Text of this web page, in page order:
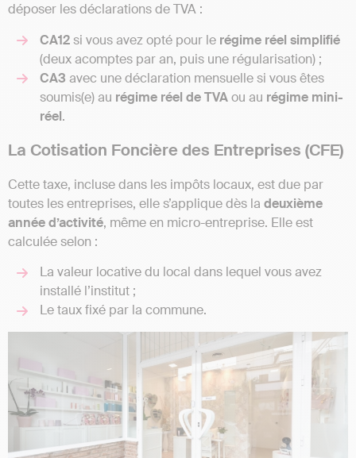
déposer les déclarations de TVA :
CA12si vous avez opté pour le régime réel simplifié
(deux acomptes par an, puis une régularisation) ;
CA3 avec une déclaration mensuelle si vous êtes
soumis(e) au régime réel de TVAou au régime mini-
réel.
La Cotisation Foncière des Entreprises (CFE)
Cette taxe, incluse dans les impôts locaux, est due par
toutes les entreprises, elle s’applique dès la deuxième
année d’activité, même en micro-entreprise. Elle est
calculée selon :
La valeur locative du local dans lequel vous avez
installé l’institut ;
Le taux fixé par la commune.